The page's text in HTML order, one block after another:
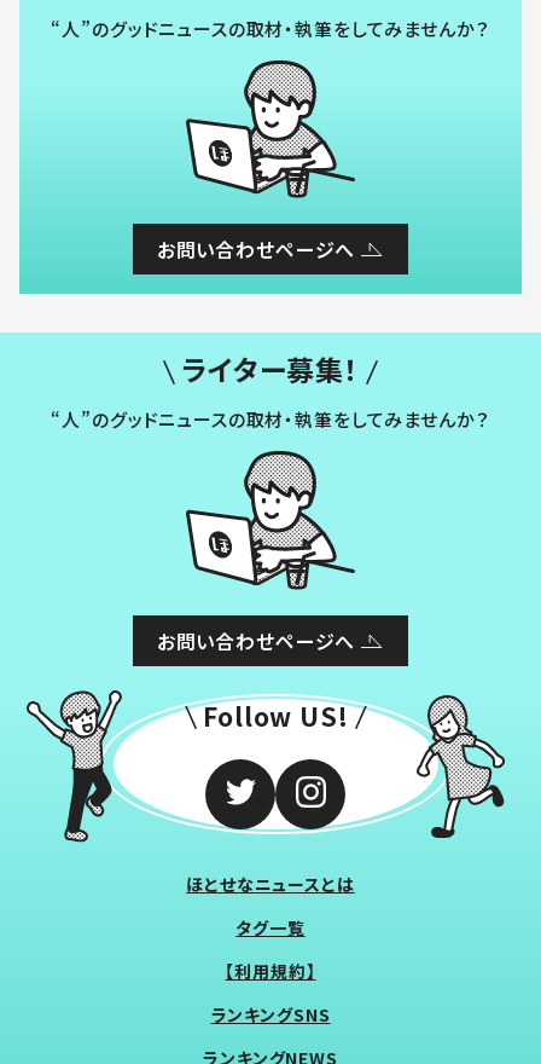
“人”のグッドニュースの取材・執筆をしてみませんか？
お問い合わせページへ
ライター募集！
“人”のグッドニュースの取材・執筆をしてみませんか？
お問い合わせページへ
Follow US!
ほとせなニュースとは
タグ一覧
【利用規約】
ランキングSNS
ランキングNEWS